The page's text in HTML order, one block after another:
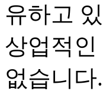
유하고
상업적인
없습니다.